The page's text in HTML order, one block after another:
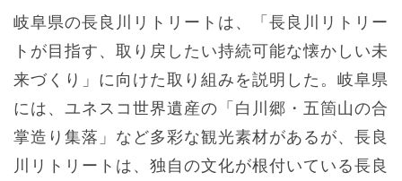
岐阜県の長良川リトリートは、「長良川リトリー
トが目指す、取り戻したい持続可能な懐かしい未
来づくり」に向けた取り組みを説明した。岐阜県
には、ユネスコ世界遺産の「白川郷・五箇山の合
掌造り集落」など多彩な観光素材があるが、長良
川リトリートは、独自の文化が根付いている長良